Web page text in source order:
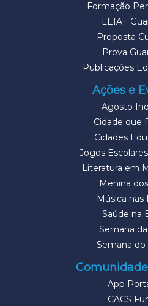
Formação
LEIA+
Proposta
Prova
Publicações
Ações e
Agosto
Cidade que
Cidades
Jogos
Literatura em
Menina
Música nas
Saúde na
Semana
Semana do
App
CACS